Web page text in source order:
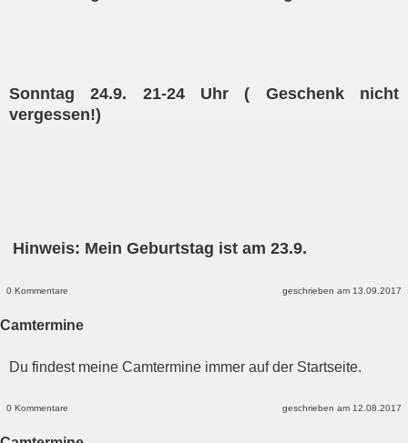
Sonntag 24.9. 21-24 Uhr ( Geschenk nicht
vergessen!)
Hinweis: Mein Geburtstag ist am 23.9.
0 Kommentare geschrieben am 13.09.2017
Camtermine
Du findest meine Camtermine immer auf der Startseite.
0 Kommentare geschrieben am 12.08.2017